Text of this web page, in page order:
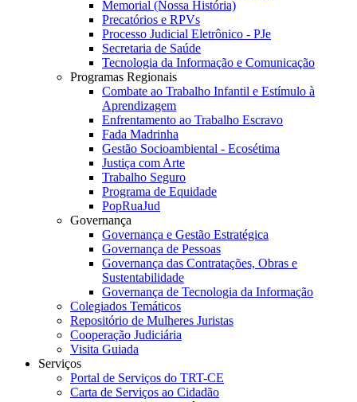
Memorial (Nossa História)
Precatórios e RPVs
Processo Judicial Eletrônico - PJe
Secretaria de Saúde
Tecnologia da Informação e Comunicação
Programas Regionais
Combate ao Trabalho Infantil e Estímulo à
Aprendizagem
Enfrentamento ao Trabalho Escravo
Fada Madrinha
Gestão Socioambiental - Ecosétima
Justiça com Arte
Trabalho Seguro
Programa de Equidade
PopRuaJud
Governança
Governança e Gestão Estratégica
Governança de Pessoas
Governança das Contratações, Obras e
Sustentabilidade
Governança de Tecnologia da Informação
Colegiados Temáticos
Repositório de Mulheres Juristas
Cooperação Judiciária
Visita Guiada
Serviços
Portal de Serviços do TRT-CE
Carta de Serviços ao Cidadão